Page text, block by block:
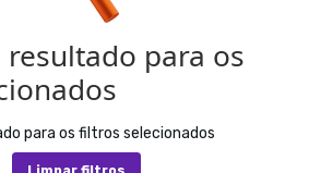
resultado para os
para os filtros selecionados